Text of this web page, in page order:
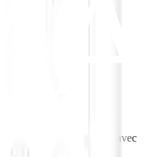
7jours sur 7 pour vous
votre parfaite expérience avec
à vos questions